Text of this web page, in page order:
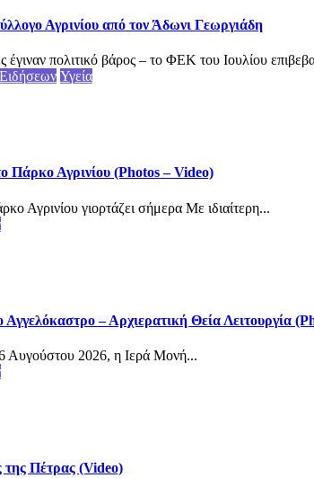
Αγρινίου από τον Άδωνι Γεωργιάδη
πολιτικό βάρος – το ΦΕΚ του Ιουλίου
Υγεία
Αγρινίου (Photos – Video)
Αγρινίου γιορτάζει σήμερα Με ιδιαίτερη...
– Αρχιερατική Θεία Λειτουργία
Αυγούστου 2026, η Ιερά Μονή...
της Πέτρας (Video)